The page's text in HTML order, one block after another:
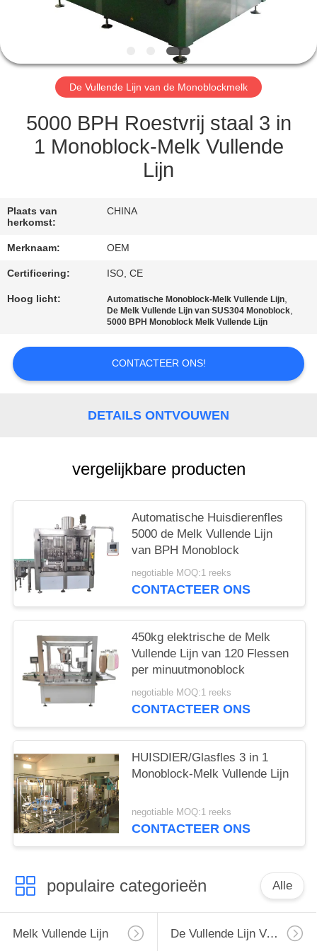
VERZOEK
EEN
CITAAT
PRIVACY
POLICY
De Vullende Lijn van de Monoblockmelk
5000 BPH Roestvrij staal 3 in
1 Monoblock-Melk Vullende
Lijn
Plaats van
herkomst:
CHINA
Merknaam: OEM
Certificering: ISO, CE
Hoog licht: Automatische Monoblock-Melk Vullende Lijn,
De Melk Vullende Lijn van SUS304 Monoblock,
5000 BPH Monoblock Melk Vullende Lijn
CONTACTEER ONS!
DETAILS ONTVOUWEN
vergelijkbare producten
Automatische Huisdierenfles
5000 de Melk Vullende Lijn
van BPH Monoblock
negotiable MOQ:1 reeks
CONTACTEER ONS
450kg elektrische de Melk
Vullende Lijn van 120 Flessen
per minuutmonoblock
negotiable MOQ:1 reeks
CONTACTEER ONS
HUISDIER/Glasfles 3 in 1
Monoblock-Melk Vullende Lijn
negotiable MOQ:1 reeks
CONTACTEER ONS
populaire categorieën Alle
Melk Vullende Lijn De Vullende Lijn Van De Monoblockmelk